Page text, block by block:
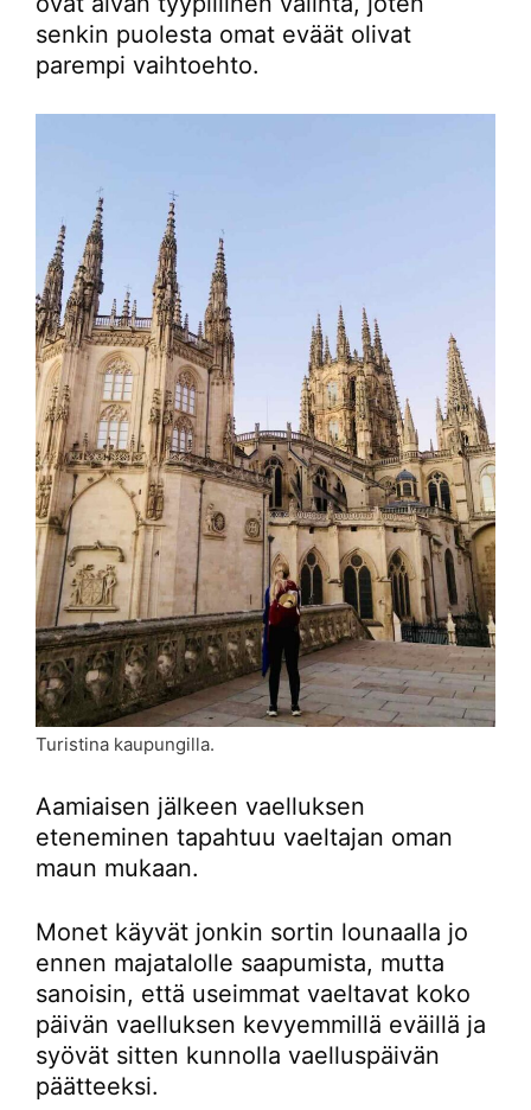
senkin puolesta omat eväät olivat
parempi vaihtoehto.
Turistina kaupungilla.
Aamiaisen jälkeen vaelluksen
eteneminen tapahtuu vaeltajan oman
maun mukaan.
Monet käyvät jonkin sortin lounaalla jo
ennen majatalolle saapumista, mutta
sanoisin, että useimmat vaeltavat koko
päivän vaelluksen kevyemmillä eväillä ja
syövät sitten kunnolla vaelluspäivän
päätteeksi.